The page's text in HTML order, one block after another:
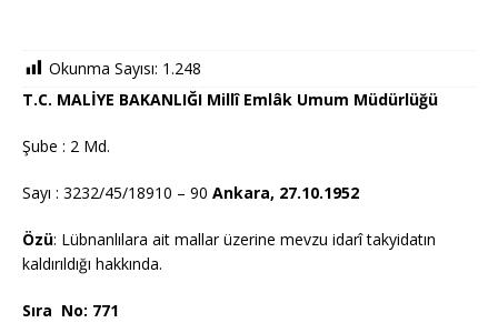
Okunma Sayısı: 1.248
T.C. MALİYE BAKANLIĞI Millî Emlâk Umum Müdürlüğü
Şube : 2 Md.
Sayı : 3232/45/18910 – 90 Ankara, 27.10.1952
Özü: Lübnanlılara ait mallar üzerine mevzu idarî takyidatın
kaldırıldığı hakkında.
Sıra No: 771